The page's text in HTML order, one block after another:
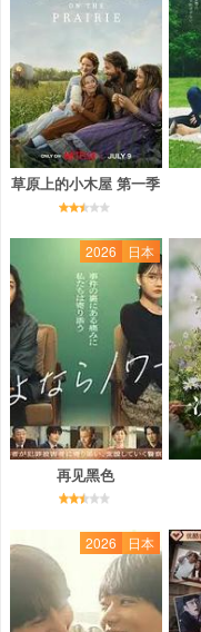
草原上的小木屋 第一季
2026 日本
再见黑色
2026 日本